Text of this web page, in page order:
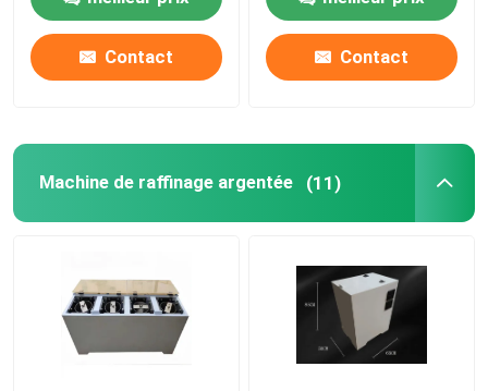
Visite d'usine
Machine de raffinage d'or
de récupération d'or
Contact Contact
Machine de raffinage argentée (11)